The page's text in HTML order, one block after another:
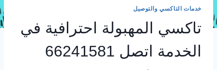
خدمات التاكسي والتوصيل
تاكسي المهبولة احترافية في
الخدمة اتصل 66241581